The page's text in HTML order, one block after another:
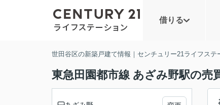
借りる
世田谷区の新築戸建て情報｜センチュリー21ライフステ
東急田園都市線 あざみ野駅の売